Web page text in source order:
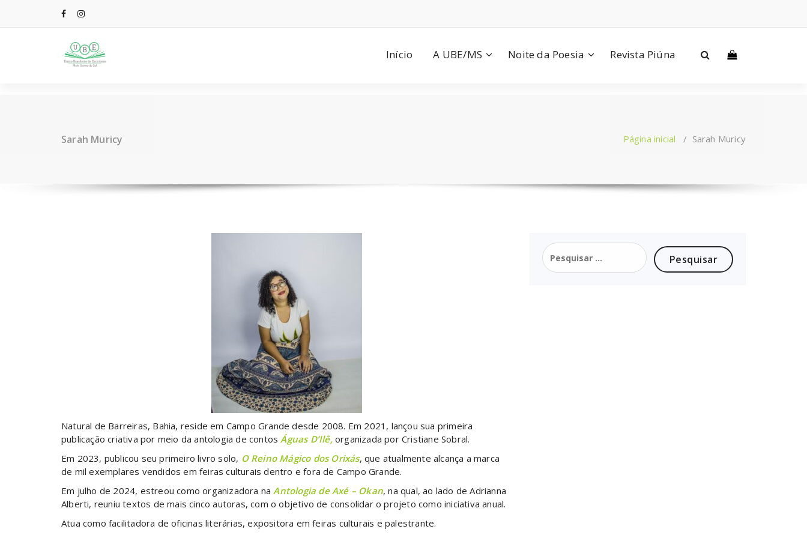
Início A UBE/MS Noite da Poesia Revista Piúna
Sarah Muricy Página inicial / Sarah Muricy
Natural de Barreiras, Bahia, reside em Campo Grande desde 2008. Em 2021, lançou sua primeira
publicação criativa por meio da antologia de contosÁguas D’Ilê,organizada por Cristiane Sobral.
Em 2023, publicou seu primeiro livro solo, O Reino Mágico dos Orixás, que atualmente alcança a marca
de mil exemplares vendidos em feiras culturais dentro e fora de Campo Grande.
Em julho de 2024, estreou como organizadora naAntologia de Axé – Okan, na qual, ao lado de Adrianna
Alberti, reuniu textos de mais cinco autoras, com o objetivo de consolidar o projeto como iniciativa anual.
Atua como facilitadora de oficinas literárias, expositora em feiras culturais e palestrante.